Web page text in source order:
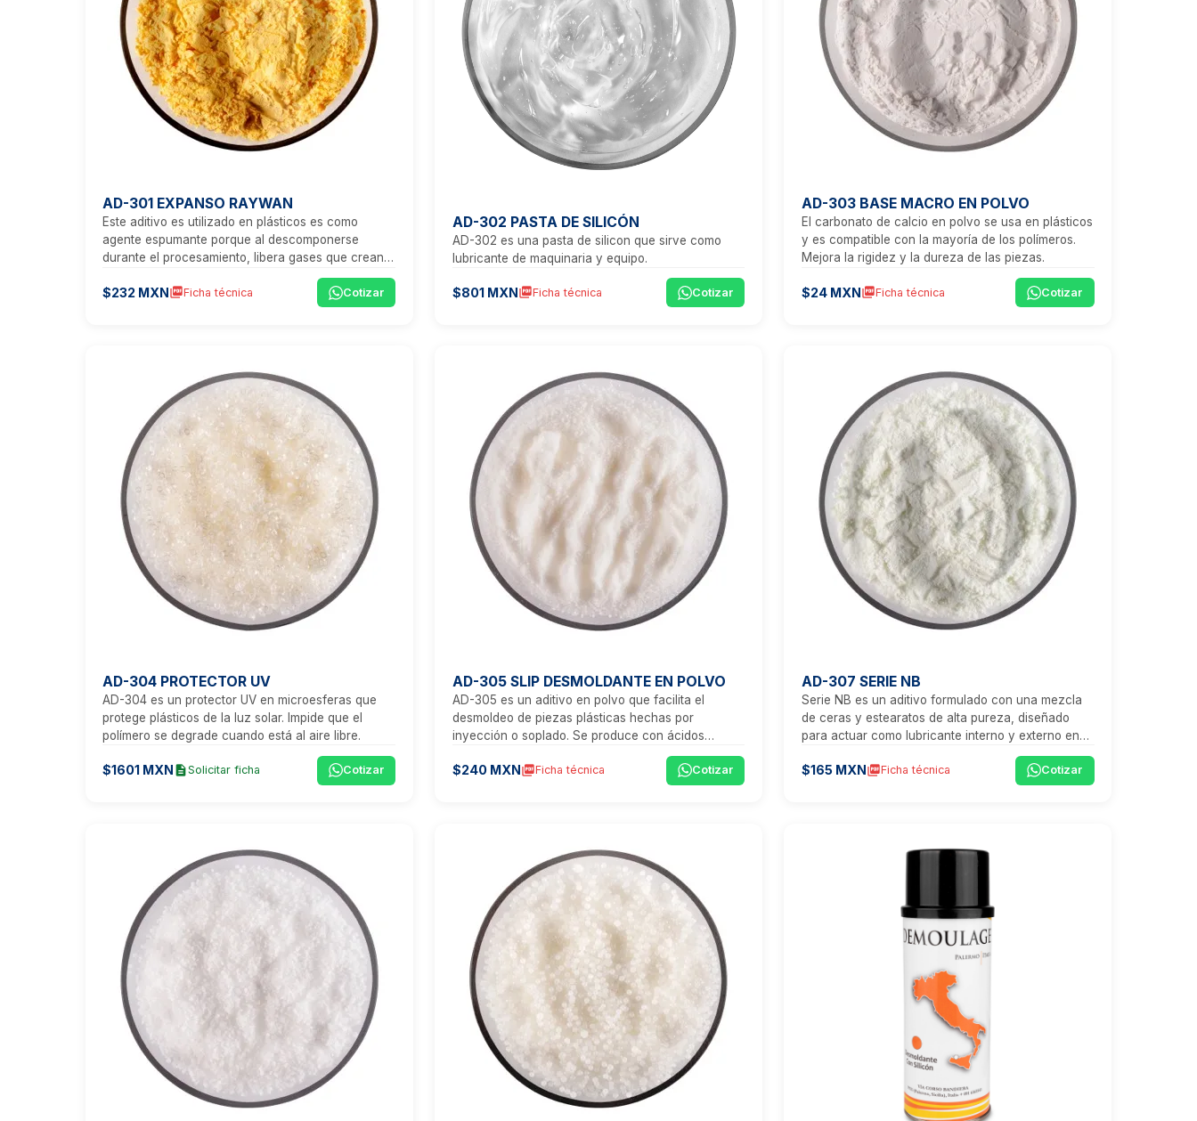
AD-301 EXPANSO RAYWAN
Este aditivo es utilizado en plásticos es como
agente espumante porque al descomponerse
durante el procesamiento, libera gases que crean
una estructura celular en el material plástico, lo
que ayuda a reducir ligeramente su densidad.
$232 MXNpicture_as_pdfFicha técnica Cotizar
AD-302 PASTA DE SILICÓN
AD-302 es una pasta de silicon que sirve como
lubricante de maquinaria y equipo.
$801 MXNpicture_as_pdfFicha técnica Cotizar
AD-303 BASE MACRO EN POLVO
El carbonato de calcio en polvo se usa en plásticos
y es compatible con la mayoría de los polímeros.
Mejora la rigidez y la dureza de las piezas.
$24 MXNpicture_as_pdfFicha técnica Cotizar
AD-304 PROTECTOR UV
AD-304 es un protector UV en microesferas que
protege plásticos de la luz solar. Impide que el
polímero se degrade cuando está al aire libre.
$1601 MXN descriptionSolicitar ficha Cotizar
AD-305 SLIP DESMOLDANTE EN POLVO
‍AD-305 es un aditivo en polvo que facilita el
desmoldeo de piezas plásticas hechas por
inyección o soplado. Se produce con ácidos
grasos de alta pureza para asegurar buena
calidad.
$240 MXNpicture_as_pdfFicha técnica Cotizar
AD-307 SERIE NB
Serie NB es un aditivo formulado con una mezcla
de ceras y estearatos de alta pureza, diseñado
para actuar como lubricante interno y externo en
procesos de transformación de polímeros.
$165 MXNpicture_as_pdfFicha técnica Cotizar